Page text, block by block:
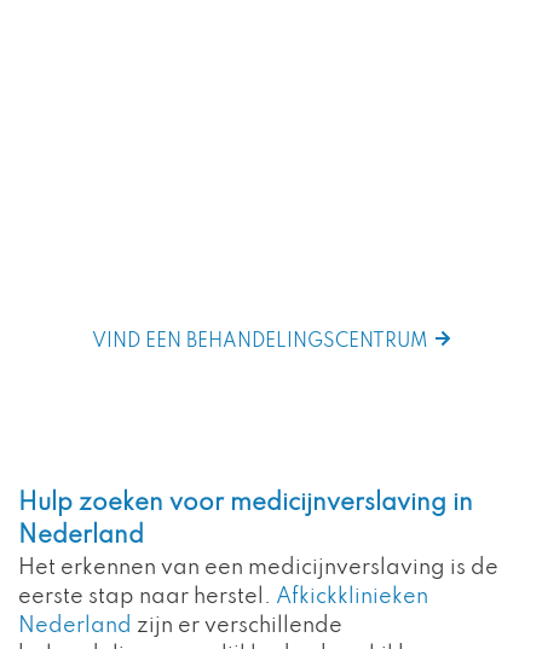
VIND EEN BEHANDELINGSCENTRUM
Hulp zoeken voor medicijnverslaving in
Nederland
Het erkennen van een medicijnverslaving is de
eerste stap naar herstel. Afkickklinieken
Nederland zijn er verschillende